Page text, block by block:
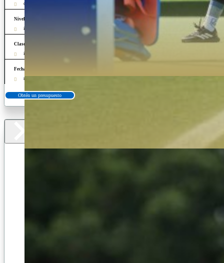
chicos y chicas de 9 a 17 años
Nivel de habilidad
intermedio
Clases de idiomas
inglés (opcionales)
Fechas
mes de julio
Obtén un presupuesto